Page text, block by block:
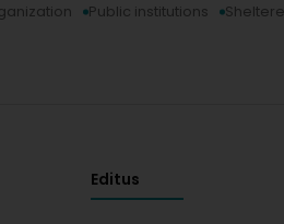
Public institutions
Editus